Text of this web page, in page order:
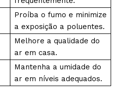
Proíba o fumo e minimize
a exposição a poluentes.
Melhore a qualidade do
ar em casa.
Mantenha a umidade do
ar em níveis adequados.